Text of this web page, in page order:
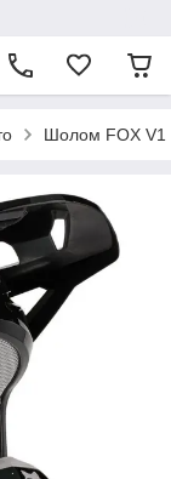
Шолом FOX V1